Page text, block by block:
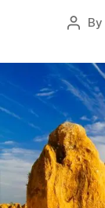
Post
By